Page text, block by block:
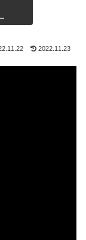
2022.11.23